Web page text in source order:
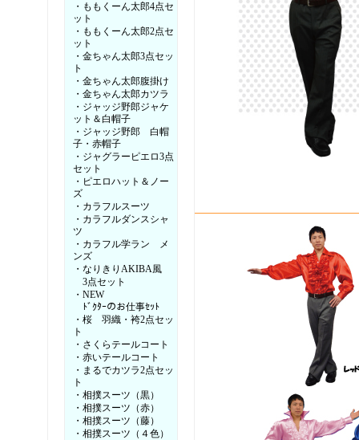
・ももくーん太郎4点セ
ット
・ももくーん太郎2点セ
ット
・金ちゃん太郎3点セッ
ト
・金ちゃん太郎腹掛け
・金ちゃん太郎カツラ
・ジャッジ野郎ジャケ
ット＆白帽子
・ジャッジ野郎 白帽
子・赤帽子
・ジャグラーピエロ3点
セット
・ピエロハット＆ノー
ズ
・カラフルスーツ
・カラフルダンスシャ
ツ
・カラフル学ラン メ
ンズ
・なりきりAKIBA風
3点セット
・NEW
ﾄﾞｸﾀｰのお仕事ｾｯﾄ
・桜 羽織・袴2点セッ
ト
・さくらテールコート
・赤いテールコート
・まるでカツラ2点セッ
ト
・相撲スーツ（黒）
・相撲スーツ（赤）
・相撲スーツ（藤）
・相撲スーツ（４色）